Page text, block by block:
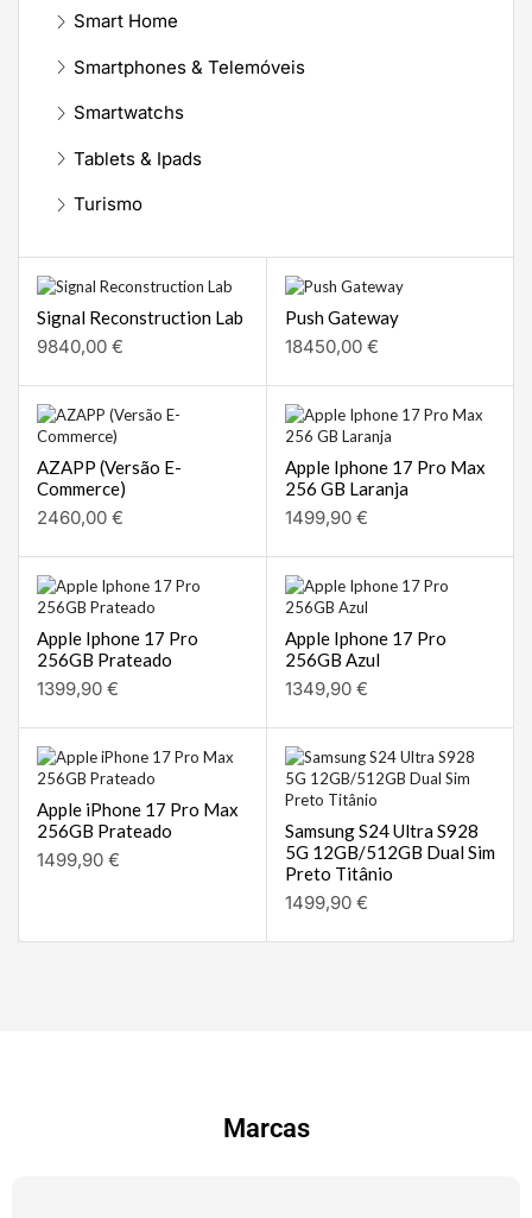
Smart Home
Smartphones & Telemóveis
Smartwatchs
Tablets & Ipads
Turismo
Signal Reconstruction Lab
9840,00 €
Push Gateway
18450,00 €
AZAPP (Versão E-
Commerce)
2460,00 €
Apple Iphone 17 Pro Max
256 GB Laranja
1499,90 €
Apple Iphone 17 Pro
256GB Prateado
1399,90 €
Apple Iphone 17 Pro
256GB Azul
1349,90 €
Apple iPhone 17 Pro Max
256GB Prateado
1499,90 €
Samsung S24 Ultra S928
5G 12GB/512GB Dual Sim
Preto Titânio
1499,90 €
Marcas